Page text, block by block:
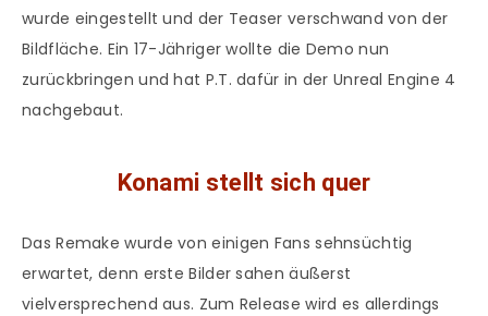
wurde eingestellt und der Teaser verschwand von der
Bildfläche. Ein 17-Jähriger wollte die Demo nun
zurückbringen und hat P.T. dafür in der Unreal Engine 4
nachgebaut.
Konami stellt sich quer
Das Remake wurde von einigen Fans sehnsüchtig
erwartet, denn erste Bilder sahen äußerst
vielversprechend aus. Zum Release wird es allerdings